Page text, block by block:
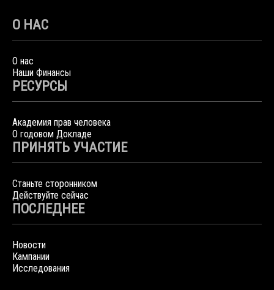
О НАС
О нас
Наши Финансы
РЕСУРСЫ
Академия прав человека
О годовом Докладе
ПРИНЯТЬ УЧАСТИЕ
Станьте сторонником
Действуйте сейчас
ПОСЛЕДНЕЕ
Новости
Кампании
Исследования